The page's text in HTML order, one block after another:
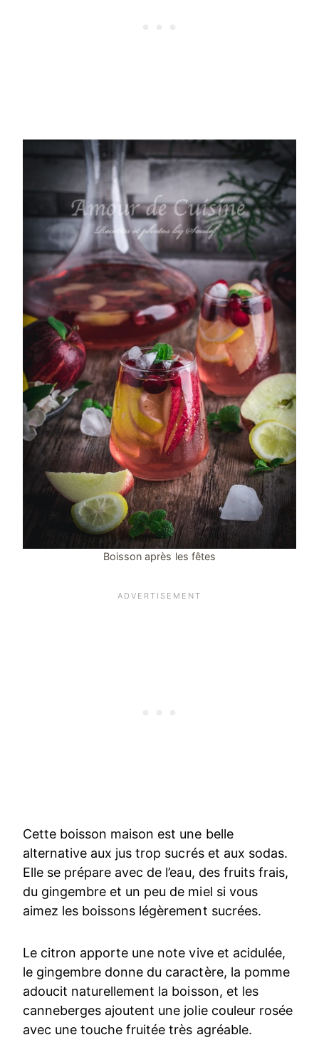
Boisson après les fêtes
Cette boisson maison est une belle
alternative aux jus trop sucrés et aux sodas.
Elle se prépare avec de l’eau, des fruits frais,
du gingembre et un peu de miel si vous
aimez les boissons légèrement sucrées.
Le citron apporte une note vive et acidulée,
le gingembre donne du caractère, la pomme
adoucit naturellement la boisson, et les
canneberges ajoutent une jolie couleur rosée
avec une touche fruitée très agréable.